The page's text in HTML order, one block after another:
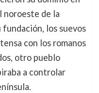
noroeste de la
los suevos
con los romanos
otro pueblo
a controlar